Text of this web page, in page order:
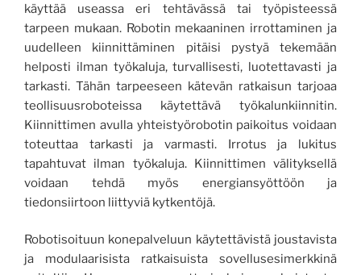
käyttää useassa eri tehtävässä tai työpisteessä
tarpeen mukaan. Robotin mekaaninen irrottaminen ja
uudelleen kiinnittäminen pitäisi pystyä tekemään
helposti ilman työkaluja, turvallisesti, luotettavasti ja
tarkasti. Tähän tarpeeseen kätevän ratkaisun tarjoaa
teollisuusroboteissa käytettävä työkalunkiinnitin.
Kiinnittimen avulla yhteistyörobotin paikoitus voidaan
toteuttaa tarkasti ja varmasti. Irrotus ja lukitus
tapahtuvat ilman työkaluja. Kiinnittimen välityksellä
voidaan tehdä myös energiansyöttöön ja
tiedonsiirtoon liittyviä kytkentöjä.
Robotisoituun konepalveluun käytettävistä joustavista
ja modulaarisista ratkaisuista sovellusesimerkkinä